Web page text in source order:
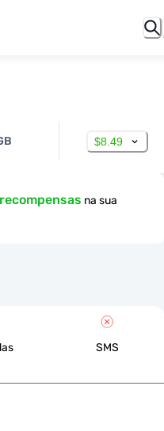
$8.49
na sua
SMS